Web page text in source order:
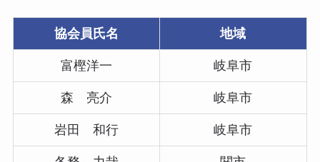
協会員氏名 地域
富樫洋一 岐阜市
森 亮介 岐阜市
岩田 和行 岐阜市